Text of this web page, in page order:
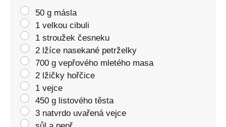
50 g másla
1 velkou cibuli
1 stroužek česneku
2 lžíce nasekané petrželky
700 g vepřového mletého masa
2 lžičky hořčice
1 vejce
450 g listového těsta
3 natvrdo uvařená vejce